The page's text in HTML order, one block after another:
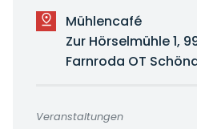
Mühlencafé
Zur Hörselmühle 1,
Farnroda OT
Veranstaltungen